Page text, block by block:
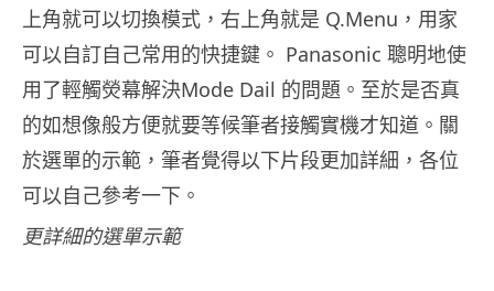
上角就可以切換模式，右上角就是 Q.Menu，用家
可以自訂自己常用的快捷鍵。 Panasonic 聰明地使
用了輕觸熒幕解決Mode Dail 的問題。至於是否真
的如想像般方便就要等候筆者接觸實機才知道。關
於選單的示範，筆者覺得以下片段更加詳細，各位
可以自己參考一下。
更詳細的選單示範